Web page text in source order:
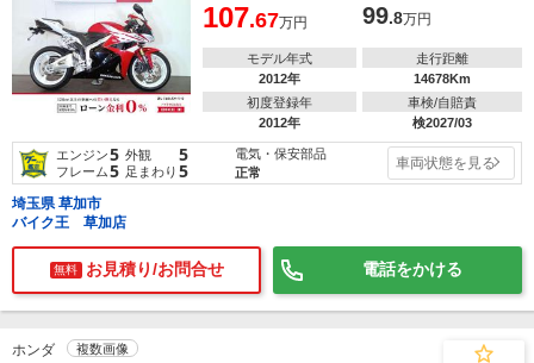
107.67万円 99.8万円
モデル年式
2012年
走行距離
14678Km
初度登録年
2012年
車検/自賠責
検2027/03
エンジン5 外観 5
フレーム5 足まわり 5
電気・保安部品
正常
車両状態を見る
埼玉県 草加市
バイク王 草加店
無料 お見積り/お問合せ 電話をかける
ホンダ 複数画像